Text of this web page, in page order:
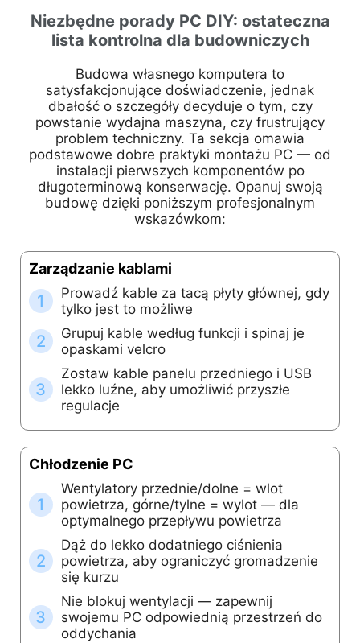
Niezbędne porady PC DIY: ostateczna
lista kontrolna dla budowniczych
Budowa własnego komputera to
satysfakcjonujące doświadczenie, jednak
dbałość o szczegóły decyduje o tym, czy
powstanie wydajna maszyna, czy frustrujący
problem techniczny. Ta sekcja omawia
podstawowe dobre praktyki montażu PC — od
instalacji pierwszych komponentów po
długoterminową konserwację. Opanuj swoją
budowę dzięki poniższym profesjonalnym
wskazówkom:
Zarządzanie kablami
1
Prowadź kable za tacą płyty głównej, gdy
tylko jest to możliwe
2
Grupuj kable według funkcji i spinaj je
opaskami velcro
3
Zostaw kable panelu przedniego i USB
lekko luźne, aby umożliwić przyszłe
regulacje
Chłodzenie PC
1
Wentylatory przednie/dolne = wlot
powietrza, górne/tylne = wylot — dla
optymalnego przepływu powietrza
2
Dąż do lekko dodatniego ciśnienia
powietrza, aby ograniczyć gromadzenie
się kurzu
3
Nie blokuj wentylacji — zapewnij
swojemu PC odpowiednią przestrzeń do
oddychania